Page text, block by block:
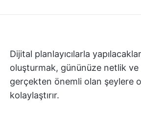
Dijital planlayıcılarla
oluşturmak, gününüze netlik
gerçekten önemli olan şeylere
kolaylaştırır.